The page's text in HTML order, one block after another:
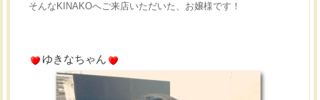
そんなKINAKOへご来店いただいた、お嬢様です！
ゆきなちゃん